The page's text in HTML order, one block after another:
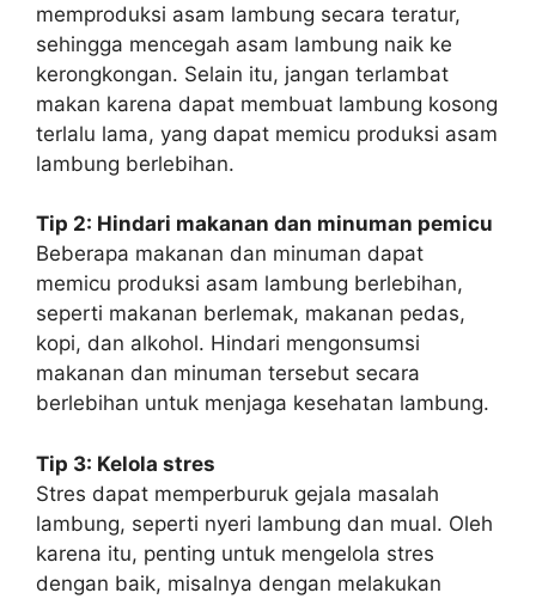
memproduksi asam lambung secara teratur,
sehingga mencegah asam lambung naik ke
kerongkongan. Selain itu, jangan terlambat
makan karena dapat membuat lambung kosong
terlalu lama, yang dapat memicu produksi asam
lambung berlebihan.
Tip 2: Hindari makanan dan minuman pemicu
Beberapa makanan dan minuman dapat
memicu produksi asam lambung berlebihan,
seperti makanan berlemak, makanan pedas,
kopi, dan alkohol. Hindari mengonsumsi
makanan dan minuman tersebut secara
berlebihan untuk menjaga kesehatan lambung.
Tip 3: Kelola stres
Stres dapat memperburuk gejala masalah
lambung, seperti nyeri lambung dan mual. Oleh
karena itu, penting untuk mengelola stres
dengan baik, misalnya dengan melakukan